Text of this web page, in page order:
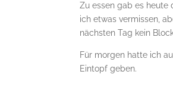
Zu essen gab es heute
ich etwas vermissen,
nächsten Tag kein
Für morgen hatte ich
Eintopf geben.